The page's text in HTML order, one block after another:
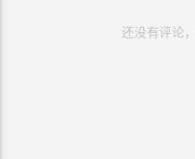
还没有评论